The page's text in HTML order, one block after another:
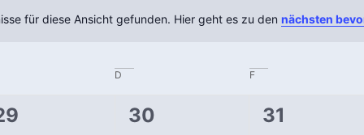
Hinweis
für diese Ansicht gefunden. Hier geht es zu den nächsten
D F
0
30
0
31